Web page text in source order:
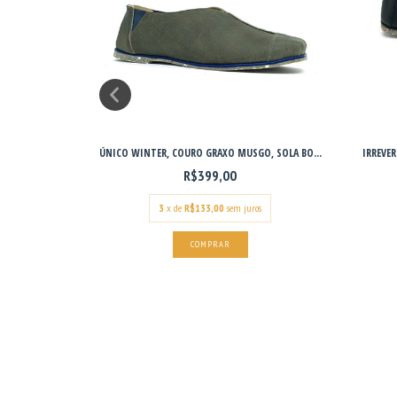
ÚNICO WINTER, COURO GRAXO MUSGO, SOLA BO...
R$399,00
3 x de R$133,00 sem juros
COMPRAR